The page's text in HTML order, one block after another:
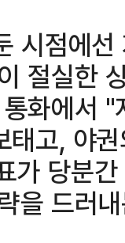
시점에
절실한
화에서
고, 야
가 당분
을 드러